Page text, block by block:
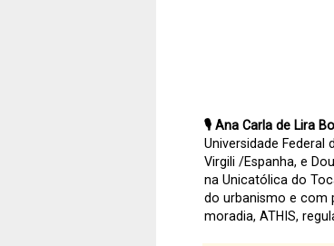
🎙️ Ana Carla de Lira
Universidade Federal
Virgili /Espanha, e
na Unicatólica do
do urbanismo e com
moradia, ATHIS,